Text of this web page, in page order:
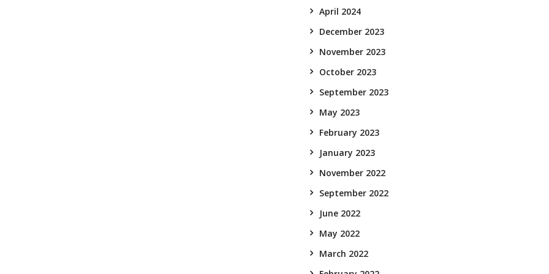
April 2024
December 2023
November 2023
October 2023
September 2023
May 2023
February 2023
January 2023
November 2022
September 2022
June 2022
May 2022
March 2022